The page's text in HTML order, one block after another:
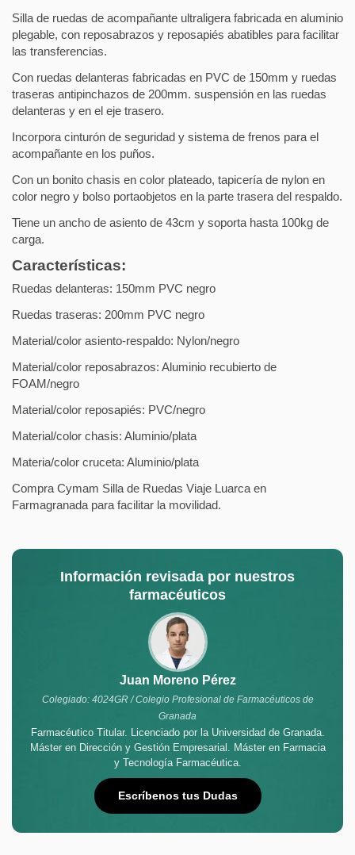
Silla de ruedas de acompañante ultraligera fabricada en aluminio
plegable, con reposabrazos y reposapiés abatibles para facilitar
las transferencias.
Con ruedas delanteras fabricadas en PVC de 150mm y ruedas
traseras antipinchazos de 200mm. suspensión en las ruedas
delanteras y en el eje trasero.
Incorpora cinturón de seguridad y sistema de frenos para el
acompañante en los puños.
Con un bonito chasis en color plateado, tapicería de nylon en
color negro y bolso portaobjetos en la parte trasera del respaldo.
Tiene un ancho de asiento de 43cm y soporta hasta 100kg de
carga.
Características:
Ruedas delanteras: 150mm PVC negro
Ruedas traseras: 200mm PVC negro
Material/color asiento-respaldo: Nylon/negro
Material/color reposabrazos: Aluminio recubierto de
FOAM/negro
Material/color reposapiés: PVC/negro
Material/color chasis: Aluminio/plata
Materia/color cruceta: Aluminio/plata
Compra Cymam Silla de Ruedas Viaje Luarca en
Farmagranada para facilitar la movilidad.
Información revisada por nuestros
farmacéuticos
Juan Moreno Pérez
Colegiado: 4024GR / Colegio Profesional de Farmacéuticos de
Granada
Farmacéutico Titular. Licenciado por la Universidad de Granada.
Máster en Dirección y Gestión Empresarial. Máster en Farmacia
y Tecnología Farmacéutica.
Escríbenos tus Dudas